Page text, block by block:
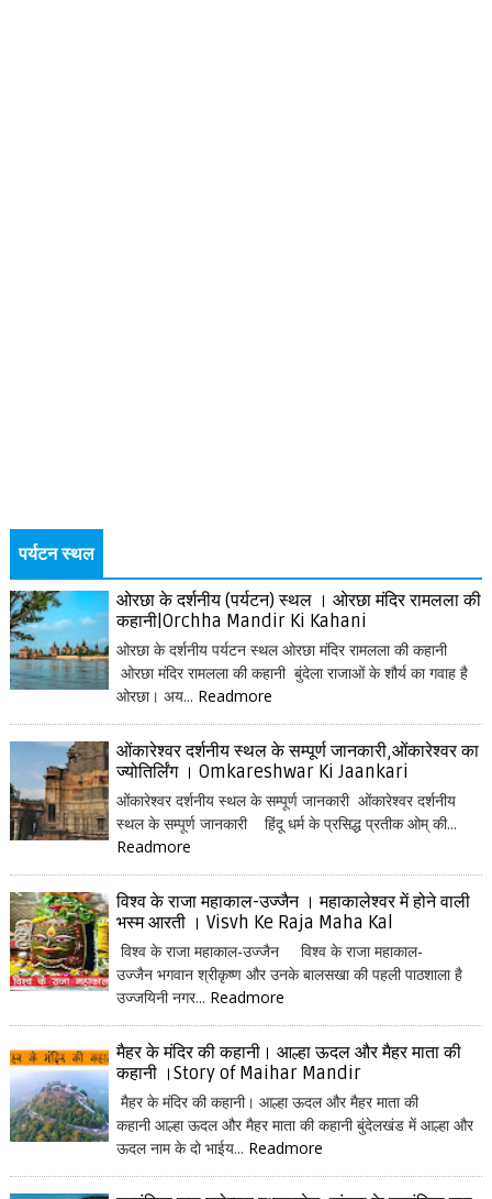
पर्यटन स्थल
ओरछा के दर्शनीय (पर्यटन) स्थल । ओरछा मंदिर रामलला की
कहानी|Orchha Mandir Ki Kahani
ओरछा के दर्शनीय पर्यटन स्थल ओरछा मंदिर रामलला की कहानी
ओरछा मंदिर रामलला की कहानी बुंदेला राजाओं के शौर्य का गवाह है
ओरछा। अय... Readmore
ओंकारेश्वर दर्शनीय स्थल के सम्पूर्ण जानकारी,ओंकारेश्वर का
ज्योतिर्लिंग । Omkareshwar Ki Jaankari
ओंकारेश्वर दर्शनीय स्थल के सम्पूर्ण जानकारी ओंकारेश्वर दर्शनीय
स्थल के सम्पूर्ण जानकारी हिंदू धर्म के प्रसिद्ध प्रतीक ओम् की...
Readmore
विश्व के राजा महाकाल-उज्जैन । महाकालेश्वर में होने वाली
भस्म आरती । Visvh Ke Raja Maha Kal
विश्व के राजा महाकाल-उज्जैन विश्व के राजा महाकाल-
उज्जैन भगवान श्रीकृष्ण और उनके बालसखा की पहली पाठशाला है
उज्जयिनी नगर... Readmore
मैहर के मंदिर की कहानी। आल्हा ऊदल और मैहर माता की
कहानी ।Story of Maihar Mandir
मैहर के मंदिर की कहानी। आल्हा ऊदल और मैहर माता की
कहानी आल्हा ऊदल और मैहर माता की कहानी बुंदेलखंड में आल्हा और
ऊदल नाम के दो भाईय... Readmore